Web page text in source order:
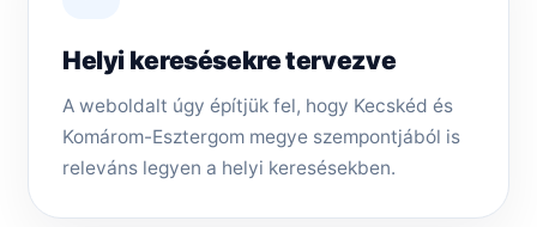
Helyi keresésekre tervezve
A weboldalt úgy építjük fel, hogy Kecskéd és
Komárom-Esztergom megye szempontjából is
releváns legyen a helyi keresésekben.